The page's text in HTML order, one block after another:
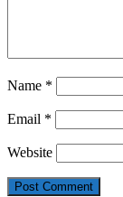
Name *
Email *
Website